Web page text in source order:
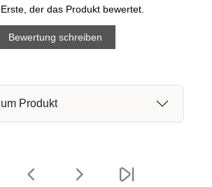
der das Produkt bewertet.
Bewertung schreiben
Produkt